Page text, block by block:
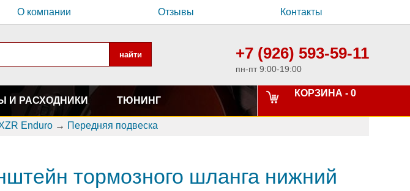
О компании Отзывы Контакты
+7 (926) 593-59-11
пн-пт 9:00-19:00
КОРЗИНА - 0
И РАСХОДНИКИ ТЮНИНГ
Enduro → Передняя подвеска
тормозного шланга нижний